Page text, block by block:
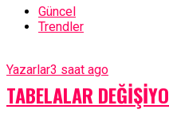
Güncel
Trendler
Yazarlar3 saat ago
TABELALAR